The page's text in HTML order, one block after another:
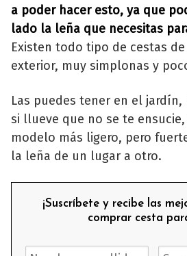
a poder hacer esto, ya que
lado la leña que necesitas
Existen todo tipo de cestas
exterior, muy simplonas y
Las puedes tener en el
si llueve que no se te
modelo más ligero, pero
la leña de un lugar a otro.
¡Suscríbete y recibe las
comprar cesta